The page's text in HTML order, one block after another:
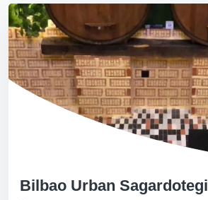
Bilbao Urban Sagardotegi